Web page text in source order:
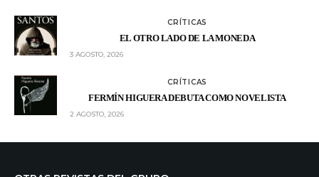
CRÍTICAS
EL OTRO LADO DE LA MONEDA
3 AGOSTO, 2026
CRÍTICAS
FERMÍN HIGUERA DEBUTA COMO NOVELISTA
2 AGOSTO, 2026